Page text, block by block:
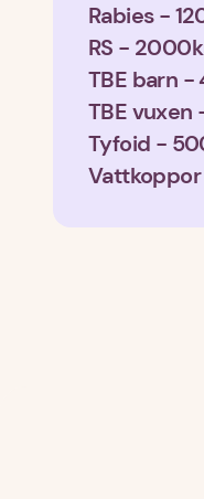
Rabies -
RS -
TBE barn -
TBE
Tyfoid -